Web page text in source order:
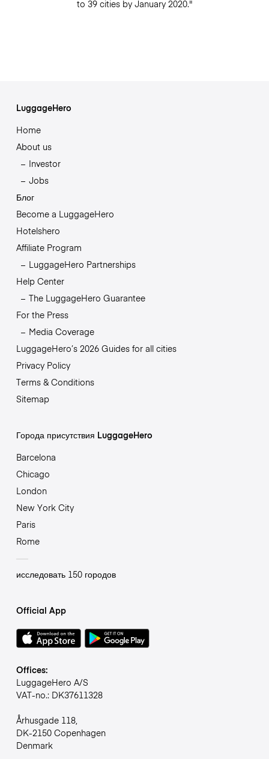
to 39 cities by January 2020."
LuggageHero
Home
About us
Investor
Jobs
Блог
Become a LuggageHero
Hotelshero
Affiliate Program
LuggageHero Partnerships
Help Center
The LuggageHero Guarantee
For the Press
Media Coverage
LuggageHero’s 2026 Guides for all cities
Privacy Policy
Terms & Conditions
Sitemap
Города присутствия LuggageHero
Barcelona
Chicago
London
New York City
Paris
Rome
исследовать 150 городов
Official App
Offices:
LuggageHero A/S
VAT-no.: DK37611328
Århusgade 118,
DK-2150 Copenhagen
Denmark